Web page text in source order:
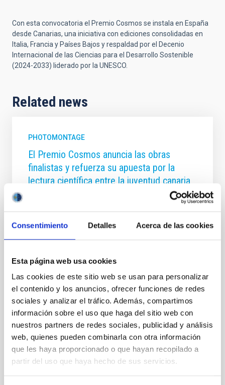
Consentimiento Detalles Acerca de las cookies
Esta página web usa cookies
Las cookies de este sitio web se usan para personalizar
el contenido y los anuncios, ofrecer funciones de redes
sociales y analizar el tráfico. Además, compartimos
información sobre el uso que haga del sitio web con
nuestros partners de redes sociales, publicidad y análisis
web, quienes pueden combinarla con otra información
que les haya proporcionado o que hayan recopilado a
partir del uso que haya hecho de sus servicios.
Con esta convocatoria el Premio Cosmos se instala en España
desde Canarias, una iniciativa con ediciones consolidadas en
Italia, Francia y Países Bajos y respaldad por el Decenio
Internacional de las Ciencias para el Desarrollo Sostenible
(2024-2033) liderado por la UNESCO.
Related news
PHOTOMONTAGE
El Premio Cosmos anuncia las obras
finalistas y refuerza su apuesta por la
lectura científica entre la juventud canaria
El Instituto de Astrofísica de Canarias (IAC) ha
Estudiantes y Premio Cosmos, impulsando así un
proyecto educativo internacional que llega por
del Área STEAM de la Consejería de Educación del
Gobierno de Canarias, el patrocinio de la Fundación
CajaCanarias y la colaboración de la Real Academia
de las Ciencias de Canarias (RACC), el Premio
Cosmos tiene como objetivo acercar la ciencia
contemporánea al aula, fomentar el pensamiento
crítico e
Advertised on 12/18/2025 - 14:15:58